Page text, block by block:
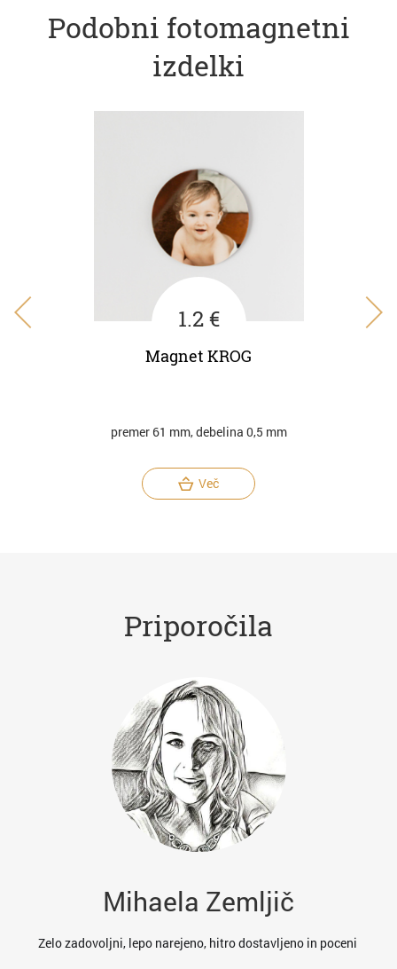
Podobni fotomagnetni
izdelki
1.2 €
Magnet KROG
premer 61 mm, debelina 0,5 mm
Več
Priporočila
Mihaela Zemljič
Zelo zadovoljni, lepo narejeno, hitro dostavljeno in poceni